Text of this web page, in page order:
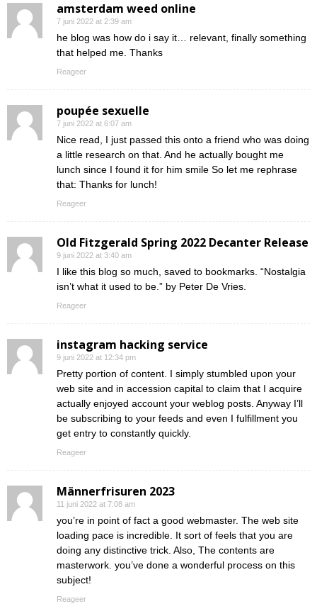
amsterdam weed online
7 juni 2022 at 2:39 am
he blog was how do i say it… relevant, finally something
that helped me. Thanks
Reageer
poupée sexuelle
7 juni 2022 at 6:07 am
Nice read, I just passed this onto a friend who was doing
a little research on that. And he actually bought me
lunch since I found it for him smile So let me rephrase
that: Thanks for lunch!
Reageer
Old Fitzgerald Spring 2022 Decanter Release
9 juni 2022 at 3:40 am
I like this blog so much, saved to bookmarks. “Nostalgia
isn’t what it used to be.” by Peter De Vries.
Reageer
instagram hacking service
9 juni 2022 at 12:34 pm
Pretty portion of content. I simply stumbled upon your
web site and in accession capital to claim that I acquire
actually enjoyed account your weblog posts. Anyway I’ll
be subscribing to your feeds and even I fulfillment you
get entry to constantly quickly.
Reageer
Männerfrisuren 2023
11 juni 2022 at 7:08 am
you’re in point of fact a good webmaster. The web site
loading pace is incredible. It sort of feels that you are
doing any distinctive trick. Also, The contents are
masterwork. you’ve done a wonderful process on this
subject!
Reageer